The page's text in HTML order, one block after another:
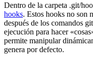
Dentro de la carpeta .git/
hooks. Estos hooks no son
después de los comandos
ejecución para hacer
permite manipular
genera por defecto.